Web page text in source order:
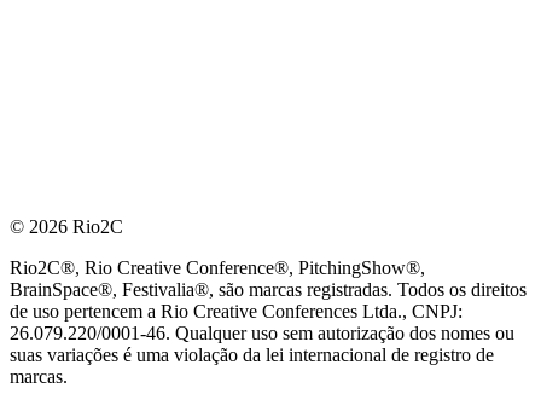
© 2026 Rio2C
Rio2C®, Rio Creative Conference®, PitchingShow®,
BrainSpace®, Festivalia®, são marcas registradas. Todos os direitos
de uso pertencem a Rio Creative Conferences Ltda., CNPJ:
26.079.220/0001-46. Qualquer uso sem autorização dos nomes ou
suas variações é uma violação da lei internacional de registro de
marcas.